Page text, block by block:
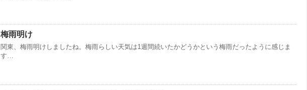
梅雨明け
関東、梅雨明けしましたね。梅雨らしい天気は1週間続いたかどうかという梅雨だったように感じま
す…